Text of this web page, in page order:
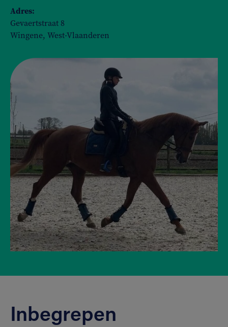
Adres:
Gevaertstraat 8
Wingene, West-Vlaanderen
Inbegrepen